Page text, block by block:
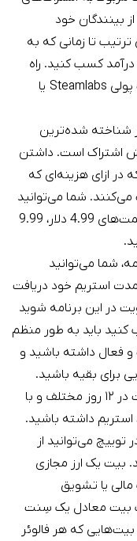
بینندگان خود
تا زمانی که به
درآمد کسب کنید. راه
حل این است که گزینه‌های دریافت پولی Steamlabs یا
شناخته شده‌ترین
اشتراک است. داشتن
در ازای هزینه‌ای که
می‌کنند. شما می‌توانید
سه سطح مختلف از اشتراک را با قیمت‌های 4.99 دلار، 9.99
شما می‌توانید
استریم خود دریافت
در این برنامه شوید
کنید باید به طور منظم
و فعال داشته باشید و
برای بقیه باشید.
علاوه‌بر این، باید به مدت ۲۵ ساعت در ۱۲ روز مختلف و با
می‌توانید از
بیت یک ارز مجازی
یا تشویق
بیت معادل یک سِنت
که هر فالوئر